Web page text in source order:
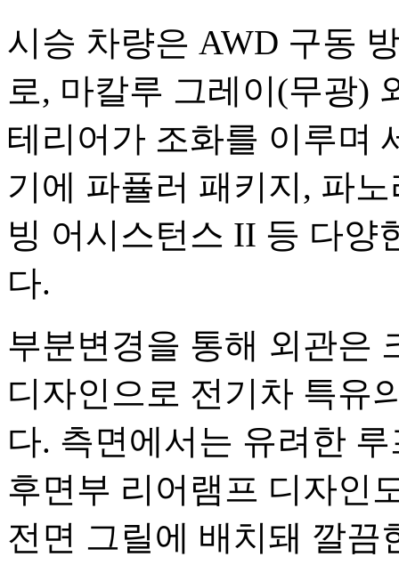
시승 차량은 AWD 구동
로, 마칼루 그레이(무광)
테리어가 조화를 이루며
기에 파퓰러 패키지, 파
빙 어시스턴스 II 등 다양
다.
부분변경을 통해 외관은
디자인으로 전기차 특유
다. 측면에서는 유려한
후면부 리어램프 디자인
전면 그릴에 배치돼 깔끔